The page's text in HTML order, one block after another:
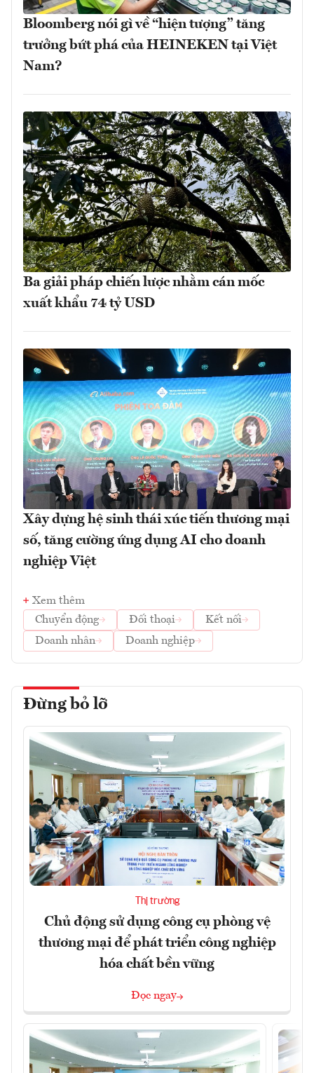
Bloomberg nói gì về “hiện tượng” tăng
trưởng bứt phá của HEINEKEN tại Việt
Nam?
Ba giải pháp chiến lược nhằm cán mốc
xuất khẩu 74 tỷ USD
Xây dựng hệ sinh thái xúc tiến thương mại
số, tăng cường ứng dụng AI cho doanh
nghiệp Việt
Xem thêm
Chuyển động
Đối thoại
Kết nối
Doanh nhân
Doanh nghiệp
Đừng bỏ lỡ
Thị trường
Chủ động sử dụng công cụ phòng vệ
thương mại để phát triển công nghiệp
hóa chất bền vững
Đọc ngay